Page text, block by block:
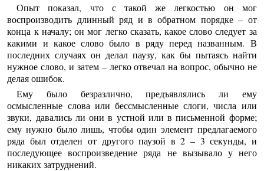
Опыт показал, что с такой же легкостью он мог
воспроизводить длинный ряд и в обратном порядке – от
конца к началу; он мог легко сказать, какое слово следует за
какими и какое слово было в ряду перед названным. В
последних случаях он делал паузу, как бы пытаясь найти
нужное слово, и затем – легко отвечал на вопрос, обычно не
делая ошибок.
Ему было безразлично, предъявлялись ли ему
осмысленные слова или бессмысленные слоги, числа или
звуки, давались ли они в устной или в письменной форме;
ему нужно было лишь, чтобы один элемент предлагаемого
ряда был отделен от другого паузой в 2 – 3 секунды, и
последующее воспроизведение ряда не вызывало у него
никаких затруднений.